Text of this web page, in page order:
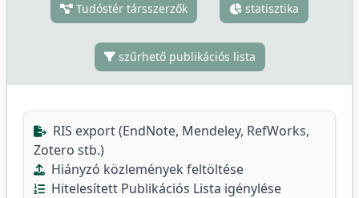
Tudóstér társszerzők statisztika
szűrhető publikációs lista
RIS export (EndNote, Mendeley, RefWorks,
Zotero stb.)
Hiányzó közlemények feltöltése
Hitelesített Publikációs Lista igénylése